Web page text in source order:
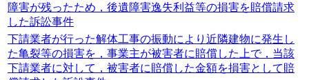
障害が残ったため，後遺障害逸失利益等の損害を賠償請求
した訴訟事件
下請業者が行った解体工事の振動により近隣建物に発生し
た亀裂等の損害を，事業主が被害者に賠償した上で，当該
下請業者に対して，被害者に賠償した金額を損害として賠